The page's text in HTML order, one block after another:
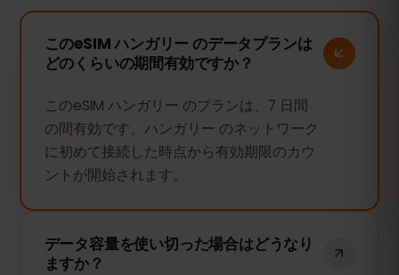
このeSIM ハンガリー のデータプランは
どのくらいの期間有効ですか？
このeSIM ハンガリー のプランは、7 日間
の間有効です。ハンガリー のネットワーク
に初めて接続した時点から有効期限のカウ
ントが開始されます。
データ容量を使い切った場合はどうなり
ますか？